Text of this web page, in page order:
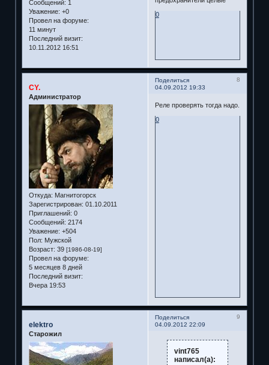
Сообщений: 1
Уважение: +0
Провел на форуме:
11 минут
Последний визит:
10.11.2012 16:51
0
Поделиться
8
04.09.2012 19:33
CY.
Администратор
Откуда: Магнитогорск
Зарегистрирован: 01.10.2011
Приглашений: 0
Сообщений: 2174
Уважение: +504
Пол: Мужской
Возраст: 39 [1986-08-19]
Провел на форуме:
5 месяцев 8 дней
Последний визит:
Вчера 19:53
Реле проверять тогда надо.
0
Поделиться
9
04.09.2012 22:09
elektro
Старожил
vint765
написал(а):